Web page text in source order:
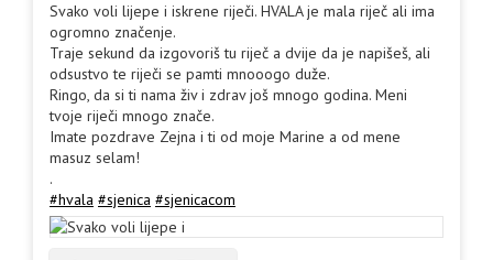
Svako voli lijepe i iskrene riječi. HVALA je mala riječ ali ima
ogromno značenje.
Traje sekund da izgovoriš tu riječ a dvije da je napišeš, ali
odsustvo te riječi se pamti mnooogo duže.
Ringo, da si ti nama živ i zdrav još mnogo godina. Meni
tvoje riječi mnogo znače.
Imate pozdrave Zejna i ti od moje Marine a od mene
masuz selam!
.
#hvala #sjenica #sjenicacom